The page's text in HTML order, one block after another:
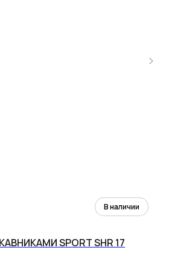
SPORT SHR 17